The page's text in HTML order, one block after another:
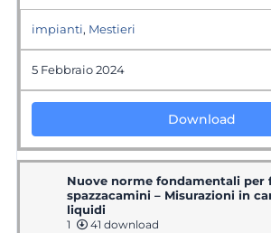
impianti, Mestieri
5 Febbraio 2024
Download
Nuove norme fondamentali per
spazzacamini – Misurazioni in
liquidi
1 41 download